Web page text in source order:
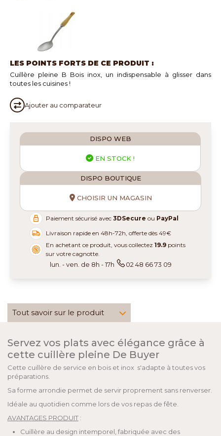
LES POINTS FORTS DE CE PRODUIT :
Cuillère pleine B Bois inox, un indispensable à glisser dans
toutes les cuisines !
Ajouter au comparateur
DISPO WEB
EN STOCK !
DISPO BOUTIQUE
CHOISIR UN MAGASIN
Paiement sécurisé avec3DSecure ou PayPal
Livraison rapide en 48h-72h, offerte dès 49€
En achetant ce produit, vous collectez19.9 points
sur votre cagnotte.
lun. - ven. de 8h - 17h 02 48 66 73 09
Tout savoir sur le produit
Servez vos plats avec élégance grâce à
cette cuillère pleine De Buyer
Cette cuillère de service en bois et inox s'adapte à toutes vos
préparations.
Sa forme arrondie permet de servir proprement sans renverser.
Idéale au quotidien comme lors de vos repas de fête.
AVANTAGES PRODUIT :
Cuillère au design intemporel, fabriquée avec des